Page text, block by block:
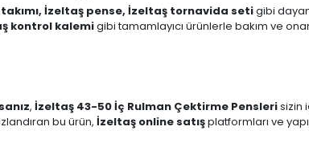
İzeltaş pense, İzeltaş tornavida setigibi
kontrol kalemigibi tamamlayıcı ürünlerle bakım ve
, İzeltaş 43-50 İç Rulman Çektirme Penslerisizin
bu ürün, İzeltaş online satışplatformları ve